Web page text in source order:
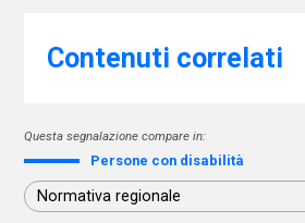
Contenuti correlati
Questa segnalazione compare in:
Persone con disabilità
Normativa regionale